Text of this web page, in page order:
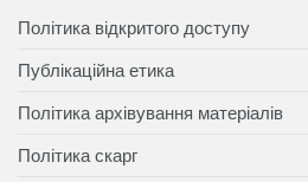
Політика відкритого доступу
Публікаційна етика
Політика архівування матеріалів
Політика скарг